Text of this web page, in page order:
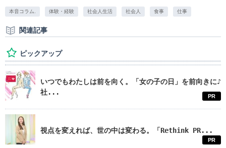
本音コラム. 体験・経験 社会人生活 社会人 食事 仕事
関連記事
ピックアップ
いつでもわたしは前を向く。「女の子の日」を前向きに♪
社...
PR
視点を変えれば、世の中は変わる。「Rethink PR...
PR